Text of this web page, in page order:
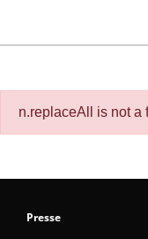
n.replaceAll is not a
Presse